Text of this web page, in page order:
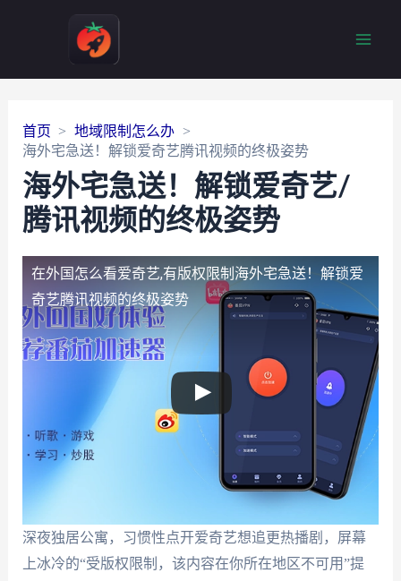
首页
地域限制怎么办
海外宅急送！解锁爱奇艺腾讯视频的终极姿势
海外宅急送！解锁爱奇艺/
腾讯视频的终极姿势
在外国怎么看爱奇艺,有版权限制 海外宅急送！解锁爱
奇艺腾讯视频的终极姿势
深夜独居公寓，习惯性点开爱奇艺想追更热播剧，屏幕
上冰冷的“受版权限制，该内容在你所在地区不可用”提